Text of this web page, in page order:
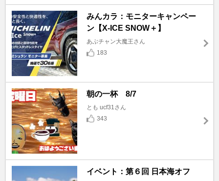
みんカラ：モニターキャンペー
ン【X-ICE SNOW＋】
あぶチャン大魔王さん
183
朝の一杯 8/7
とも ucf31さん
343
イベント：第６回 日本海オフ